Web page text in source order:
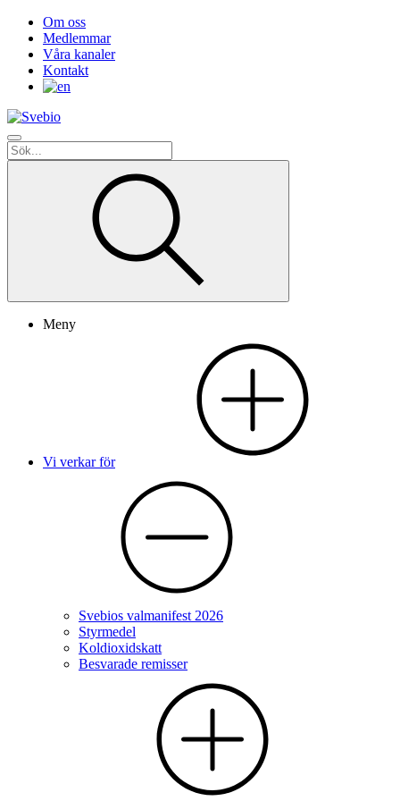
Om oss
Medlemmar
Våra kanaler
Kontakt
Meny
Vi verkar för
Svebios valmanifest 2026
Styrmedel
Koldioxidskatt
Besvarade remisser